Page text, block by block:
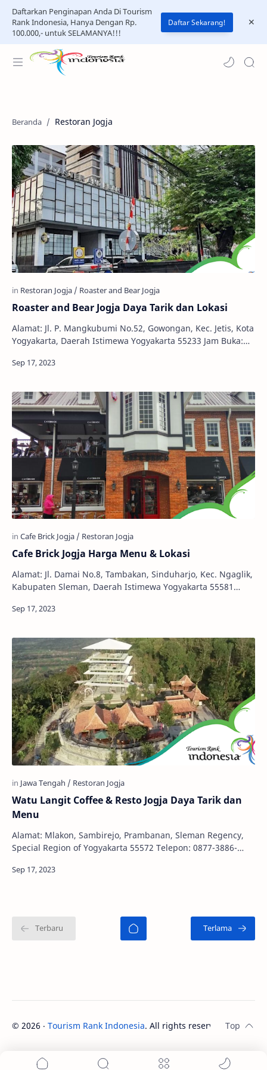
Daftarkan Penginapan Anda Di Tourism
Rank Indonesia, Hanya Dengan Rp.
100.000,- untuk SELAMANYA!!!
Daftar Sekarang!
Restoran Jogja
Roaster and Bear Jogja Daya Tarik dan Lokasi
Alamat: Jl. P. Mangkubumi No.52, Gowongan, Kec. Jetis, Kota
Yogyakarta, Daerah Istimewa Yogyakarta 55233 Jam Buka:
Cafe Brick Jogja Harga Menu & Lokasi
Alamat: Jl. Damai No.8, Tambakan, Sinduharjo, Kec. Ngaglik,
Kabupaten Sleman, Daerah Istimewa Yogyakarta 55581
Watu Langit Coffee & Resto Jogja Daya Tarik dan
Menu
Alamat: Mlakon, Sambirejo, Prambanan, Sleman Regency,
Special Region of Yogyakarta 55572 Telepon: 0877-3886-
© 2026 ‧ Tourism Rank Indonesia. All rights reserved.